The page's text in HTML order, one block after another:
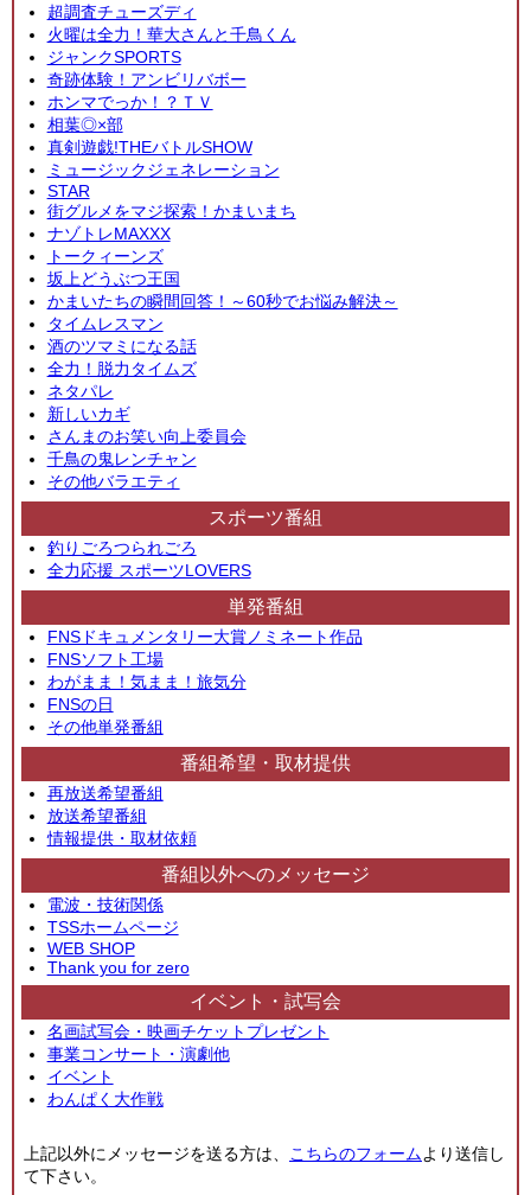
超調査チューズディ
火曜は全力！華大さんと千鳥くん
ジャンクSPORTS
奇跡体験！アンビリバボー
ホンマでっか！？ＴＶ
相葉◎×部
真剣遊戯!THEバトルSHOW
ミュージックジェネレーション
STAR
街グルメをマジ探索！かまいまち
ナゾトレMAXXX
トークィーンズ
坂上どうぶつ王国
かまいたちの瞬間回答！～60秒でお悩み解決～
タイムレスマン
酒のツマミになる話
全力！脱力タイムズ
ネタパレ
新しいカギ
さんまのお笑い向上委員会
千鳥の鬼レンチャン
その他バラエティ
スポーツ番組
釣りごろつられごろ
全力応援 スポーツLOVERS
単発番組
FNSドキュメンタリー大賞ノミネート作品
FNSソフト工場
わがまま！気まま！旅気分
FNSの日
その他単発番組
番組希望・取材提供
再放送希望番組
放送希望番組
情報提供・取材依頼
番組以外へのメッセージ
電波・技術関係
TSSホームページ
WEB SHOP
Thank you for zero
イベント・試写会
名画試写会・映画チケットプレゼント
事業コンサート・演劇他
イベント
わんぱく大作戦
上記以外にメッセージを送る方は、 こちらのフォームより送信し
て下さい。